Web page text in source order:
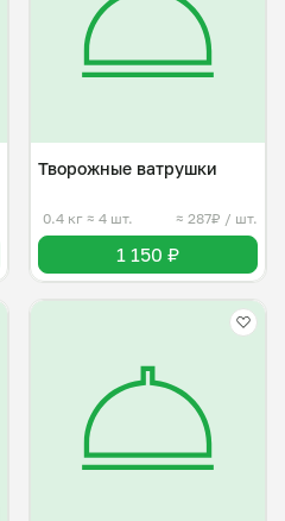
Творожные ватрушки
0.4 кг ≈ 4 шт. ≈ 287₽ / шт.
1 150 ₽